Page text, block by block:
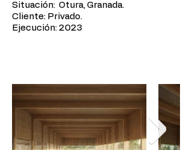
Situación: Otura, Granada.​
Cliente: Privado. ​
Ejecución: 2023